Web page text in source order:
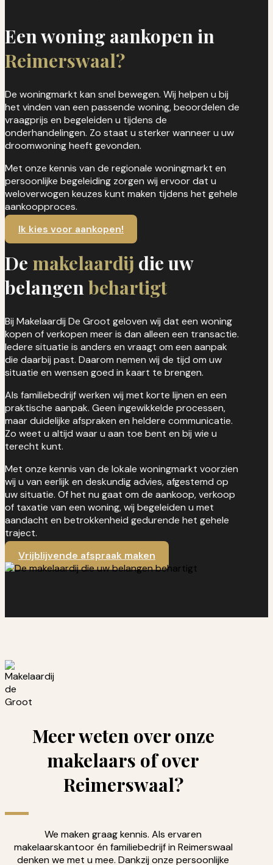
Een woning aankopen in
Reimerswaal?
De woningmarkt kan snel bewegen. Wij helpen u bij
het vinden van een passende woning, beoordelen de
vraagprijs en begeleiden u tijdens de
onderhandelingen. Zo staat u sterker wanneer u uw
droomwoning heeft gevonden.
Met onze kennis van de regionale woningmarkt en
persoonlijke begeleiding zorgen wij ervoor dat u
weloverwogen keuzes kunt maken tijdens het gehele
aankoopproces.
Ik kies voor aankopen!
De makelaardij die uw
belangen behartigt
Bij Makelaardij De Groot geloven wij dat een woning
kopen of verkopen meer is dan alleen een transactie.
Iedere situatie is anders en vraagt om een aanpak
die daarbij past. Daarom nemen wij de tijd om uw
situatie en wensen goed in kaart te brengen.
Als familiebedrijf werken wij met korte lijnen en een
praktische aanpak. Geen ingewikkelde processen,
maar duidelijke afspraken en heldere communicatie.
Zo weet u altijd waar u aan toe bent en bij wie u
terecht kunt.
Met onze kennis van de lokale woningmarkt voorzien
wij u van eerlijk en deskundig advies, afgestemd op
uw situatie. Of het nu gaat om de aankoop, verkoop
of taxatie van een woning, wij begeleiden u met
aandacht en betrokkenheid gedurende het gehele
traject.
Vrijblijvende afspraak maken
Meer weten over onze
makelaars of over
Reimerswaal?
We maken graag kennis. Als ervaren
makelaarskantoor én familiebedrijf in Reimerswaal
denken we met u mee. Dankzij onze persoonlijke